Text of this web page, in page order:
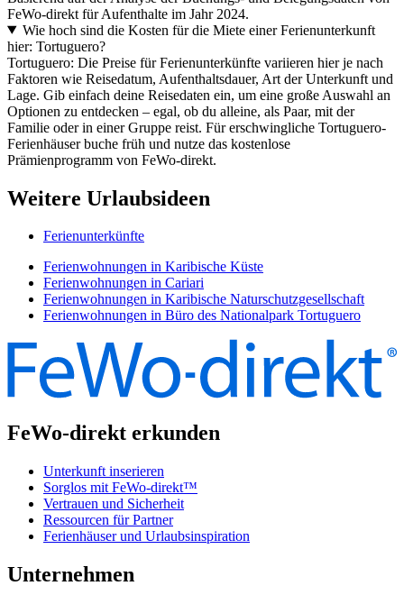
FeWo-direkt für Aufenthalte im Jahr 2024.
Wie hoch sind die Kosten für die Miete einer Ferienunterkunft
hier: Tortuguero?
Tortuguero: Die Preise für Ferienunterkünfte variieren hier je nach
Faktoren wie Reisedatum, Aufenthaltsdauer, Art der Unterkunft und
Lage. Gib einfach deine Reisedaten ein, um eine große Auswahl an
Optionen zu entdecken – egal, ob du alleine, als Paar, mit der
Familie oder in einer Gruppe reist. Für erschwingliche Tortuguero-
Ferienhäuser buche früh und nutze das kostenlose
Prämienprogramm von FeWo-direkt.
Weitere Urlaubsideen
Ferienunterkünfte
Ferienwohnungen in Karibische Küste
Ferienwohnungen in Cariari
Ferienwohnungen in Karibische Naturschutzgesellschaft
Ferienwohnungen in Büro des Nationalpark Tortuguero
FeWo-direkt erkunden
Unterkunft inserieren
Sorglos mit FeWo-direkt™
Vertrauen und Sicherheit
Ressourcen für Partner
Ferienhäuser und Urlaubsinspiration
Unternehmen